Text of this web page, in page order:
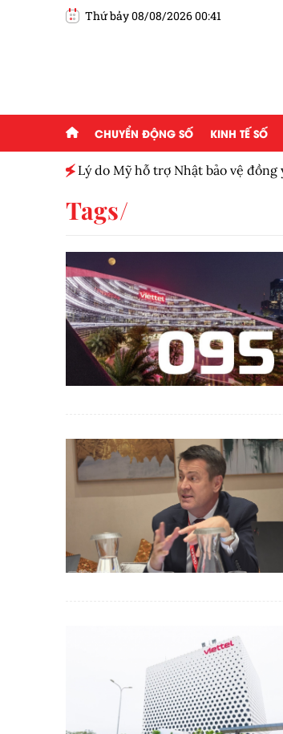
Thứ bảy 08/08/2026 00:41
CHUYỂN ĐỘNG SỐ KINH TẾ SỐ
Lý do Mỹ hỗ trợ Nhật bảo vệ đồng
Tags